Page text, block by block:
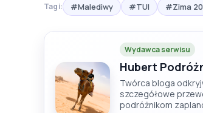
Tagi: #Malediwy #TUI #Zima
Wydawca serwisu
Hubert
Twórca bloga
szczegółowe
podróżnikom